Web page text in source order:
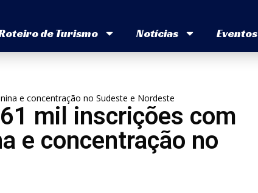
de Turismo Notícias Eventos
e concentração no Sudeste e Nordeste
mil inscrições com
e concentração no